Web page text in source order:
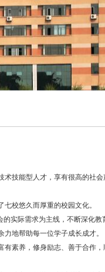
技能型人才，享有很高的社会
校悠久而厚重的校园文化。
实际需求为主线，不断深化教
地帮助每一位学子成长成才。
素养，修身励志、善于合作，